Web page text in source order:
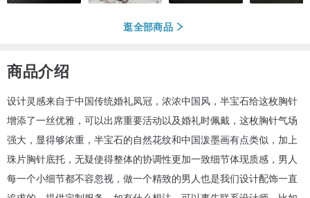
逛全部商品
商品介绍
设计灵感来自于中国传统婚礼凤冠，浓浓中国风，半宝石给这枚胸针
增添了一丝优雅，可以出席重要活动以及婚礼时佩戴，这枚胸针气场
强大，显得够浓重，半宝石的自然花纹和中国泼墨画有点类似，加上
珠片胸针底托，无疑使得整体的协调性更加一致细节体现质感，男人
每一个小细节都不容忽视，做一个精致的男人也是我们设计配饰一直